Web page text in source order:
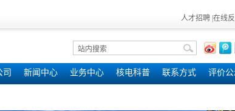
人才招聘 在线
司 新闻中心 业务中心 核电科普 联系方式 评价